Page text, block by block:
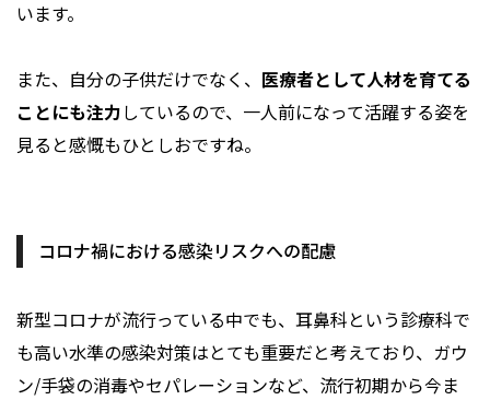
います。
また、自分の子供だけでなく、 医療者として人材を育てる
ことにも注力しているので、一人前になって活躍する姿を
見ると感慨もひとしおですね。
コロナ禍における感染リスクへの配慮
新型コロナが流行っている中でも、耳鼻科という診療科で
も高い水準の感染対策はとても重要だと考えており、ガウ
ン/手袋の消毒やセパレーションなど、流行初期から今ま